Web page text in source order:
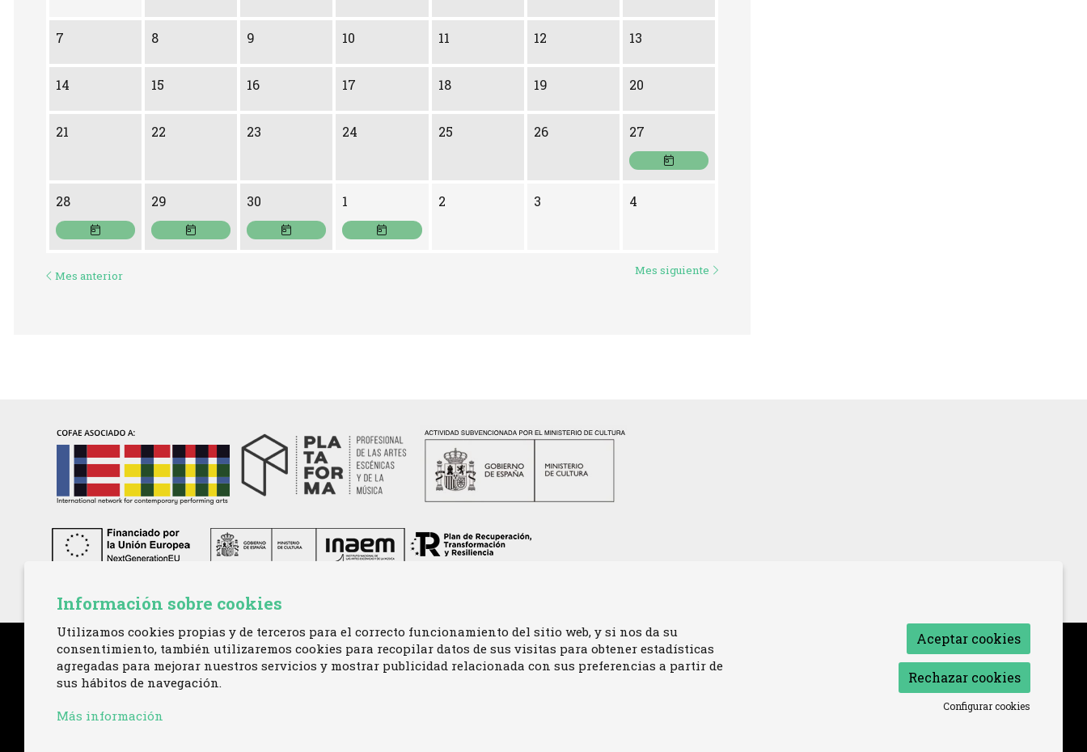
7 8 9 10 11 12 13
14 15 16 17 18 19 20
21 22 23 24 25 26 27Domingo 27 de Septiembre
28Lunes 28 de Septiembre
29 Martes 29 de Septiembre
30 Miércoles 30 de Septiembre
1 Jueves 1 de Octubre
2 3 4
Mes anterior Mes siguiente
Sitemap | Aviso Legal | Uso de Cookies Declaración de accesibilidad
Información sobre cookies
Utilizamos cookies propias y de terceros para el correcto funcionamiento del sitio web, y si nos da su
consentimiento, también utilizaremos cookies para recopilar datos de sus visitas para obtener estadísticas
agregadas para mejorar nuestros servicios y mostrar publicidad relacionada con sus preferencias a partir de
sus hábitos de navegación.
Más información
Aceptar cookies
Rechazar cookies
Configurar cookies